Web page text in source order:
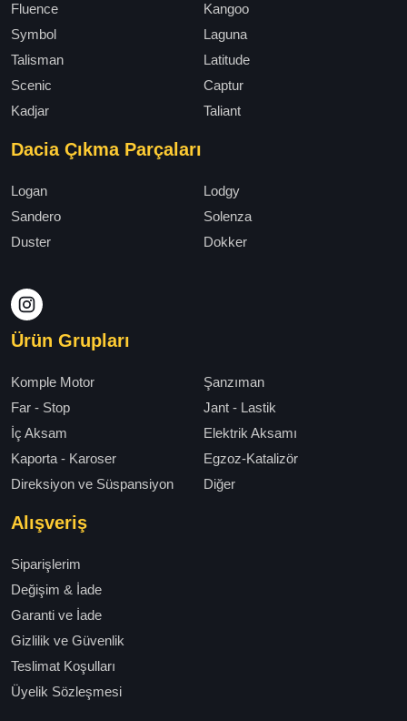
Fluence
Kangoo
Symbol
Laguna
Talisman
Latitude
Scenic
Captur
Kadjar
Taliant
Dacia Çıkma Parçaları
Logan
Lodgy
Sandero
Solenza
Duster
Dokker
Ürün Grupları
Komple Motor
Şanzıman
Far - Stop
Jant - Lastik
İç Aksam
Elektrik Aksamı
Kaporta - Karoser
Egzoz-Katalizör
Direksiyon ve Süspansiyon
Diğer
Alışveriş
Siparişlerim
Değişim & İade
Garanti ve İade
Gizlilik ve Güvenlik
Teslimat Koşulları
Üyelik Sözleşmesi